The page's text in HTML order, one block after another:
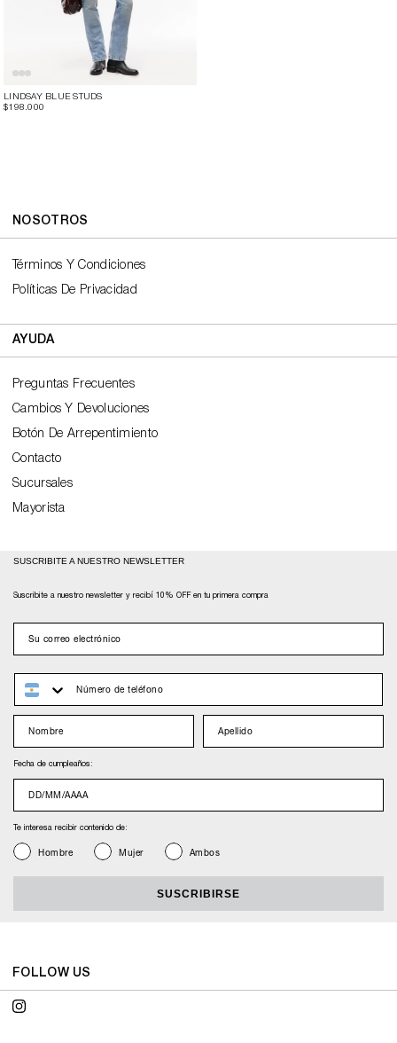
LINDSAY BLUE STUDS
$198.000
NOSOTROS
Términos Y Condiciones
Políticas De Privacidad
AYUDA
Preguntas Frecuentes
Cambios Y Devoluciones
Botón De Arrepentimiento
Contacto
Sucursales
Mayorista
SUSCRIBITE A NUESTRO NEWSLETTER
Suscribite a nuestro newsletter y recibí 10% OFF en tu primera compra
email
whatsapp
Nombre Apellido
Fecha de cumpleaños:
nacimiento
Te interesa recibir contenido de:
GeneroHombre Mujer Ambos
SUSCRIBIRSE
FOLLOW US
Instagram